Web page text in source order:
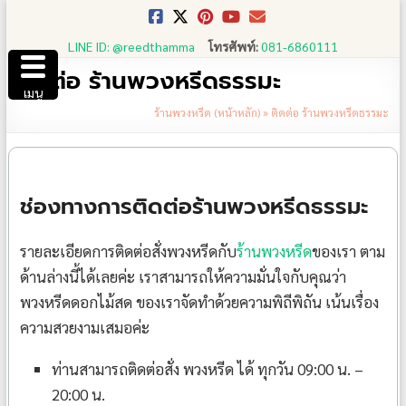
content
LINE ID: @reedthamma โทรศัพท์:081-6860111
ติดต่อ ร้านพวงหรีดธรรมะ
ร้านพวงหรีด (หน้าหลัก)» ติดต่อ ร้านพวงหรีดธรรมะ
ช่องทางการติดต่อร้านพวงหรีดธรรมะ
รายละเอียดการติดต่อสั่งพวงหรีดกับร้านพวงหรีดของเรา ตาม
ด้านล่างนี้ได้เลยค่ะ เราสามารถให้ความมั่นใจกับคุณว่า
พวงหรีดดอกไม้สด ของเราจัดทำด้วยความพิถีพิถัน เน้นเรื่อง
ความสวยงามเสมอค่ะ
ท่านสามารถติดต่อสั่ง พวงหรีด ได้ ทุกวัน 09:00 น. –
20:00 น.
เมนู